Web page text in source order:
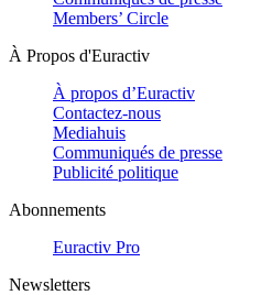
Members’ Circle
À Propos d'Euractiv
À propos d’Euractiv
Contactez-nous
Mediahuis
Communiqués de presse
Publicité politique
Abonnements
Euractiv Pro
Newsletters